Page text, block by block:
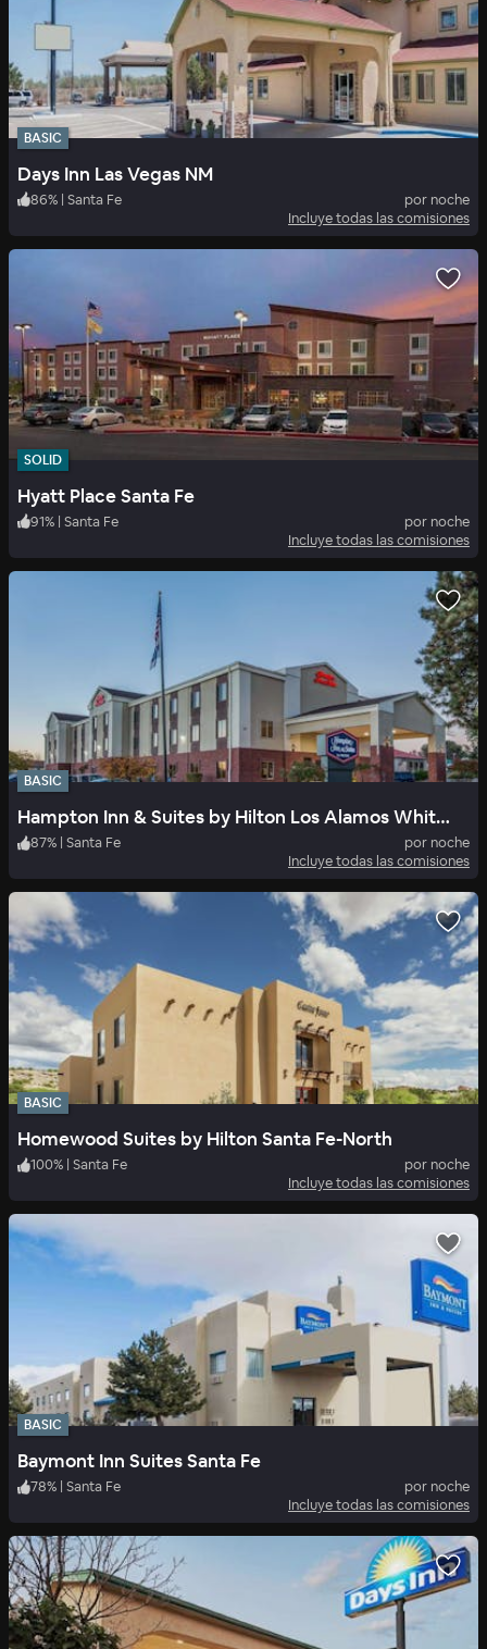
BASIC
Days Inn Las Vegas NM
86% | Santa Fe
por noche
Incluye todas las comisiones
SOLID
Hyatt Place Santa Fe
91% | Santa Fe
por noche
Incluye todas las comisiones
BASIC
Hampton Inn & Suites by Hilton Los Alamos White Rock
87% Santa Fe
por noche
Incluye todas las comisiones
BASIC
Homewood Suites by Hilton Santa Fe-North
100% | Santa Fe
por noche
Incluye todas las comisiones
BASIC
Baymont Inn Suites Santa Fe
78% | Santa Fe
por noche
Incluye todas las comisiones